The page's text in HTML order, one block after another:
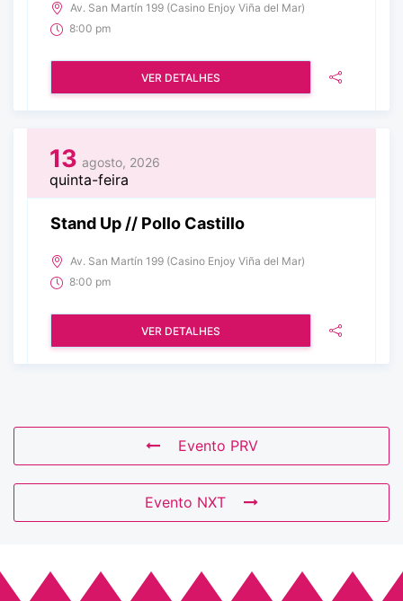
Av. San Martín 199 (Casino Enjoy Viña del Mar)
8:00 pm
VER DETALHES
13 agosto, 2026
quinta-feira
Stand Up // Pollo Castillo
Av. San Martín 199 (Casino Enjoy Viña del Mar)
8:00 pm
VER DETALHES
Evento PRV
Evento NXT